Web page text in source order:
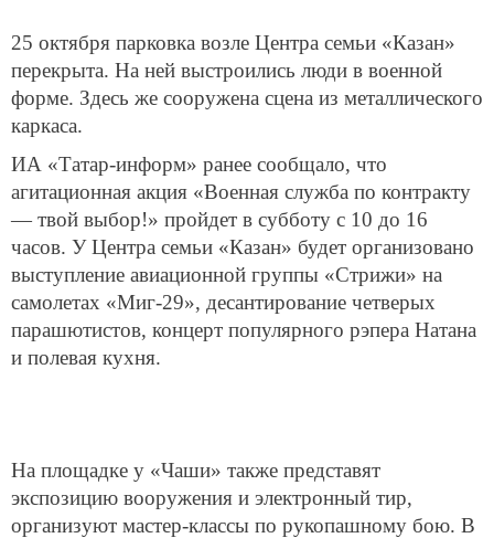
25 октября парковка возле Центра семьи «Казан»
перекрыта. На ней выстроились люди в военной
форме. Здесь же сооружена сцена из металлического
каркаса.
ИА «Татар-информ» ранее сообщало, что
агитационная акция «Военная служба по контракту
— твой выбор!» пройдет в субботу с 10 до 16
часов. У Центра семьи «Казан» будет организовано
выступление авиационной группы «Стрижи» на
самолетах «Миг-29», десантирование четверых
парашютистов, концерт популярного рэпера Натана
и полевая кухня.
На площадке у «Чаши» также представят
экспозицию вооружения и электронный тир,
организуют мастер-классы по рукопашному бою. В